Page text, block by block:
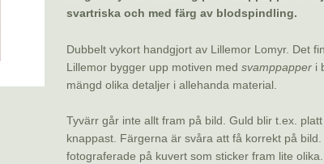
svartriska och med färg av blodspindling.
Dubbelt vykort handgjort av Lillemor Lomyr. Det
Lillemor bygger upp motiven med svamppapperi
mängd olika detaljer i allehanda material.
Tyvärr går inte allt fram på bild. Guld blir t.ex.
knappast. Färgerna är svåra att få korrekt på bild.
fotograferade på kuvert som sticker fram lite olika.